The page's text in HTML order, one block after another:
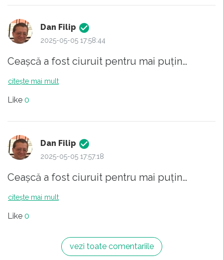
dacă nu ati făcut-o încă. Neam de sclavi
dacopati!
Dan Filip
2025-05-05 17:58:44
Ceașcă a fost ciuruit pentru mai puțin…
citește mai mult
Like 0
Dan Filip
2025-05-05 17:57:18
Ceașcă a fost ciuruit pentru mai puțin…
citește mai mult
Like 0
vezi toate comentariile